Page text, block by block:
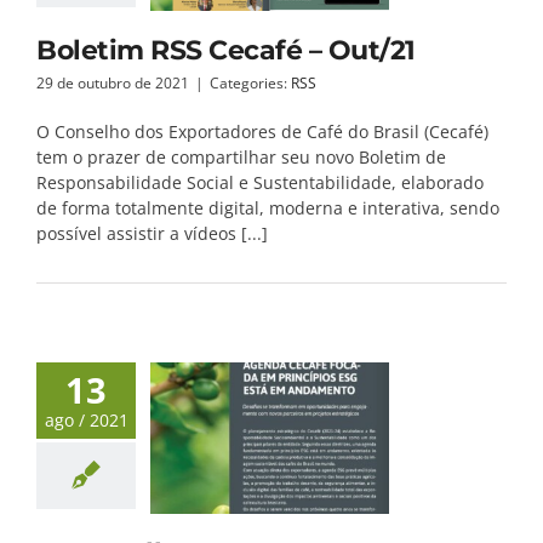
Boletim RSS Cecafé – Out/21
29 de outubro de 2021 | Categories: RSS
O Conselho dos Exportadores de Café do Brasil (Cecafé)
tem o prazer de compartilhar seu novo Boletim de
Responsabilidade Social e Sustentabilidade, elaborado
de forma totalmente digital, moderna e interativa, sendo
possível assistir a vídeos [...]
13
ago / 2021